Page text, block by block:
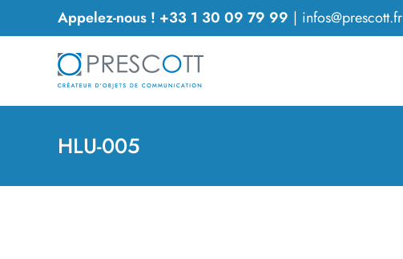
au
Appelez-nous ! +33 1 30 09 79 99 | infos@prescott.fr
HLU-005